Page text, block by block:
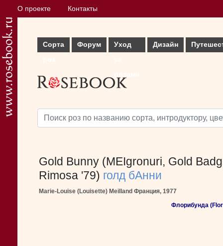
О проекте Контакты
Сорта
Форум
Уход
Дизайн
Gold Bunny (MEIgronuri, Gold
Rimosa '79) голд бАнни
Marie-Louise (Louisette) Meilland Франция, 1977
Флорибунда